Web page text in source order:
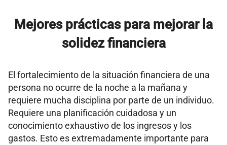
Mejores prácticas para mejorar la
solidez financiera
El fortalecimiento de la situación financiera de una
persona no ocurre de la noche a la mañana y
requiere mucha disciplina por parte de un individuo.
Requiere una planificación cuidadosa y un
conocimiento exhaustivo de los ingresos y los
gastos. Esto es extremadamente importante para